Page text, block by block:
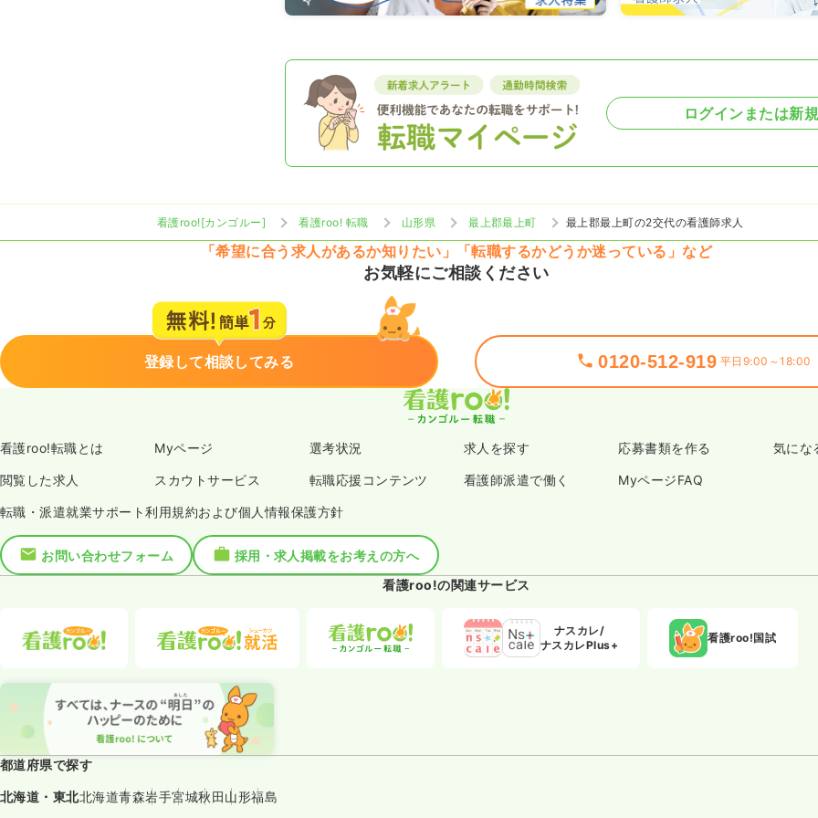
ログインまたは新
看護roo![カンゴルー] 看護roo! 転職 山形県 最上郡最上町 最上郡最上町の2交代の看護師求人
「希望に合う求人があるか知りたい」「転職するかどうか迷っている」など
お気軽にご相談ください
登録して相談してみる 0120-512-919 平日9:00～18:00
看護roo!転職とは Myページ 選考状況 求人を探す 応募書類を作る 気にな
閲覧した求人 スカウトサービス 転職応援コンテンツ 看護師派遣で働く MyページFAQ
転職・派遣就業サポート利用規約および個人情報保護方針
お問い合わせフォーム
採用・求人掲載をお考えの方へ
看護roo!の関連サービス
ナスカレ/
ナスカレPlus+
看護roo!国試
都道府県で探す
北海道・東北北海道青森岩手宮城秋田山形福島